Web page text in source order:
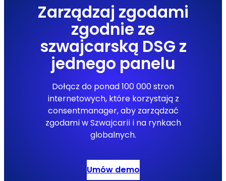
Zarządzaj zgodami
zgodnie ze
szwajcarską DSG z
jednego panelu
Dołącz do ponad 100 000 stron
internetowych, które korzystają z
consentmanager, aby zarządzać
zgodami w Szwajcarii i na rynkach
globalnych.
Umów demo